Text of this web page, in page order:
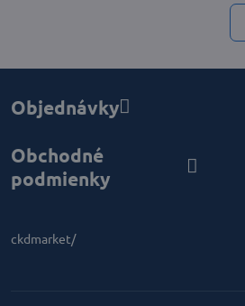
Objednávky
Obchodné
podmienky
ckdmarket/